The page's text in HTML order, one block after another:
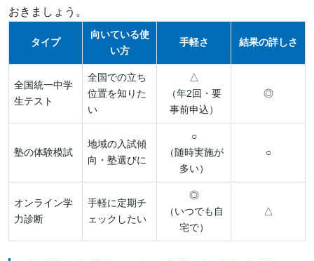
おきましょう。
タイプ
向いている使
い方
手軽さ 結果の詳しさ
全国統一中学
生テスト
全国での立ち
位置を知りた
い
△
（年2回・要
事前申込）
◎
塾の体験模試
地域の入試傾
向・塾選びに
○
（随時実施が
多い）
○
オンライン学
力診断
手軽に定期チ
ェックしたい
◎
（いつでも自
宅で）
△